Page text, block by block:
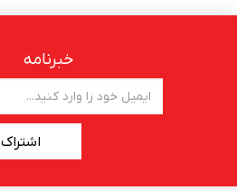
خبرنامه
اشتراک